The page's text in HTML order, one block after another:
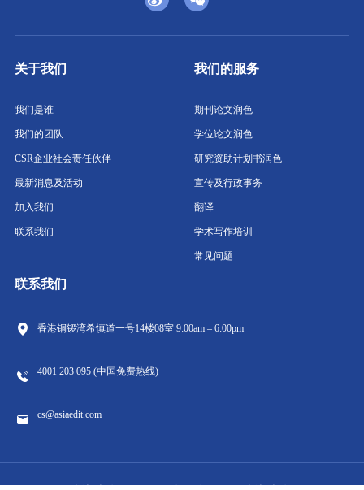
关于我们
我们是谁
我们的团队
CSR企业社会责任伙伴
最新消息及活动
加入我们
联系我们
我们的服务
期刊论文润色
学位论文润色
研究资助计划书润色
宣传及行政事务
翻译
学术写作培训
常见问题
联系我们
香港铜锣湾希慎道一号14楼08室9:00am – 6:00pm
4001 203 095 (中国免费热线)
cs@asiaedit.com